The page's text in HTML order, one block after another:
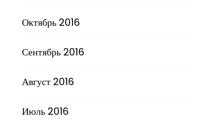
Октябрь 2016
Сентябрь 2016
Август 2016
Июль 2016